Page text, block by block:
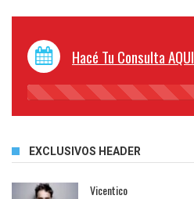
Hacé Tu Consulta AQUI
45%
EXCLUSIVOS HEADER
Vicentico